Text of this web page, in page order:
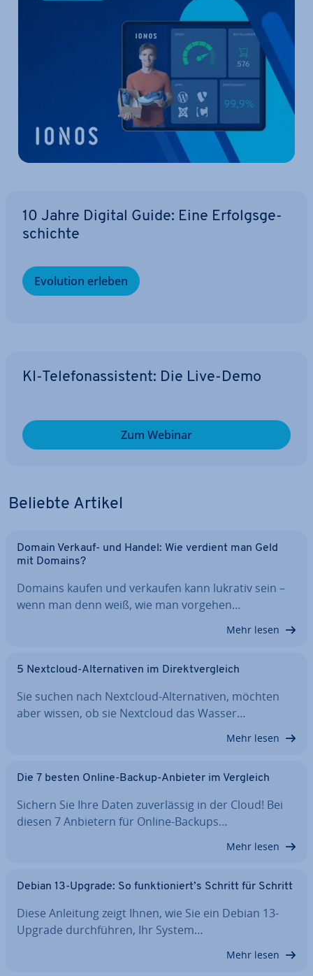
10 Jahre Digital Guide: Eine Er­folgs­ge­
schich­te
Evolution erleben
KI-Te­le­fon­as­sis­tent: Die Live-Demo
Zum Webinar
Beliebte Artikel
Domain Verkauf- und Handel: Wie verdient man Geld
mit Domains?
Domains kaufen und verkaufen kann lukrativ sein –
wenn man denn weiß, wie man vorgehen…
Mehr lesen
5 Nextcloud-Al­ter­na­ti­ven im Di­rekt­ver­gleich
Sie suchen nach Nextcloud-Al­ter­na­ti­ven, möchten
aber wissen, ob sie Nextcloud das Wasser…
Mehr lesen
Die 7 besten Online-Backup-Anbieter im Vergleich
Sichern Sie Ihre Daten zu­ver­läs­sig in der Cloud! Bei
diesen 7 Anbietern für Online-Backups…
Mehr lesen
Debian 13-Upgrade: So funk­tio­niert’s Schritt für Schritt
Diese Anleitung zeigt Ihnen, wie Sie ein Debian 13-
Upgrade durch­füh­ren, Ihr System…
Mehr lesen